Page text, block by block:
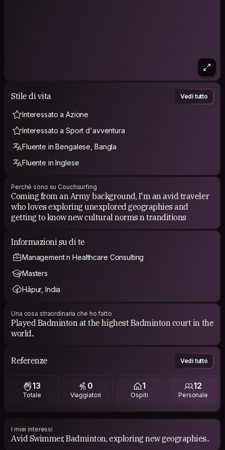
Stile di vita Vedi tutto
Interessato a Azione
Interessato a Sport d'avventura
Fluente in Bengalese, Bangla
Fluente in Inglese
Perché sono su Couchsurfing
Coming from an Army background, I'm an avid traveler
who loves exploring unexplored geographies and
getting to know new cultural norms n tranditions
Informazioni su di te
Management n Healthcare Consulting
Masters
Hāpur, India
Una cosa straordinaria che ho fatto
Played Badminton at the highest Badminton court in the
world..
Referenze Vedi tutto
13
Totale
0
Viaggiatori
1
Ospiti
12
Personale
I miei interessi
Avid Swimmer, Badminton, exploring new geographies..